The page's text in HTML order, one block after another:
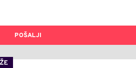
POŠALJI